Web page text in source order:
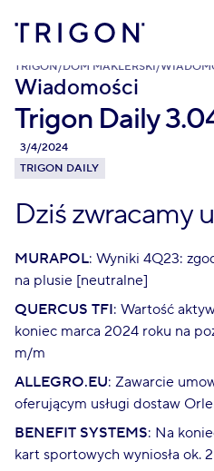
TRIGON/DOM MAKLERSKI/
Wiadomości
Trigon Daily
3/4/2024
TRIGON DAILY
Dziś zwracamy
MURAPOL: Wyniki 4Q23:
na plusie [neutralne]
QUERCUS TFI: Wartość
koniec marca 2024 roku na
m/m
ALLEGRO.EU: Zawarcie
oferującym usługi dostaw
BENEFIT SYSTEMS: Na
kart sportowych wyniosła ok.